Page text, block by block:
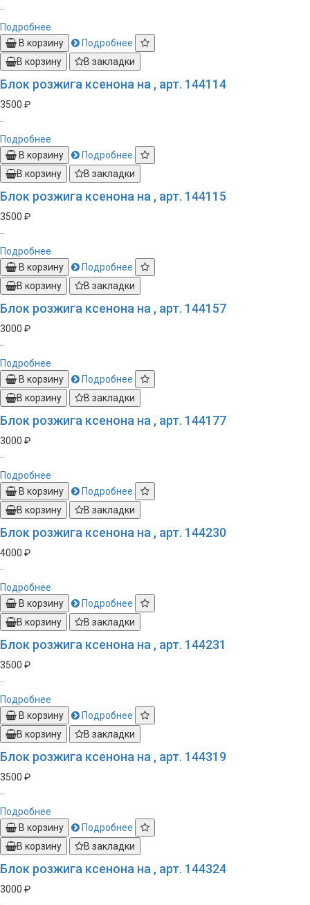
Подробнее
В корзину
Подробнее
В корзину
В закладки
Блок розжига ксенона на , арт. 144114
3500 ₽
Подробнее
В корзину
Подробнее
В корзину
В закладки
Блок розжига ксенона на , арт. 144115
3500 ₽
Подробнее
В корзину
Подробнее
В корзину
В закладки
Блок розжига ксенона на , арт. 144157
3000 ₽
Подробнее
В корзину
Подробнее
В корзину
В закладки
Блок розжига ксенона на , арт. 144177
3000 ₽
Подробнее
В корзину
Подробнее
В корзину
В закладки
Блок розжига ксенона на , арт. 144230
4000 ₽
Подробнее
В корзину
Подробнее
В корзину
В закладки
Блок розжига ксенона на , арт. 144231
3500 ₽
Подробнее
В корзину
Подробнее
В корзину
В закладки
Блок розжига ксенона на , арт. 144319
3500 ₽
Подробнее
В корзину
Подробнее
В корзину
В закладки
Блок розжига ксенона на , арт. 144324
3000 ₽